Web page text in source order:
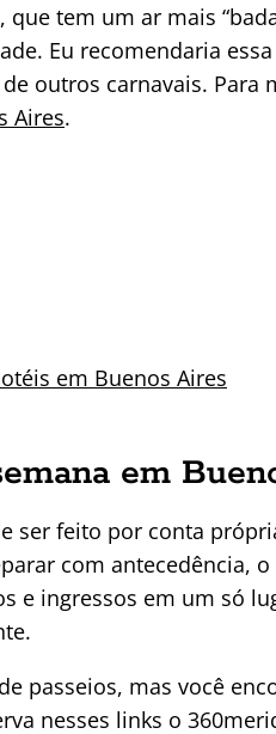
tem um ar mais
Eu recomendaria
outros carnavais. Para
Aires.
em Buenos Aires
em
ser feito por conta
com antecedência,
e ingressos em um só
passeios, mas você
nesses links o